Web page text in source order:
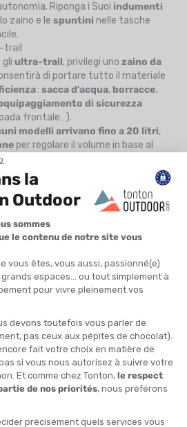
Riponga i Suoi indumenti
zaino e le spuntini nelle tasche
trail
gli ultra-trail, privilegi uno zaino da
di portare tutto il materiale
: sacca d'acqua, borracce,
di sicurezza
frontale…).
modelli arrivano fino a 20 litri,
per regolare il volume in base al
bene il Suo zaino da trail
di regolazione, accessori come il
i criteri che possono confonderLa
gilet d'idratazione. Abbiamo quindi